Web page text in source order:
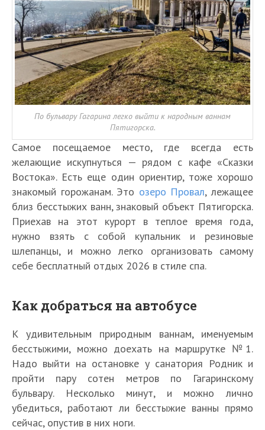
По бульвару Гагарина легко выйти к народным ваннам
Пятигорска.
Самое посещаемое место, где всегда есть
желающие искупнуться — рядом с кафе «Сказки
Востока». Есть еще один ориентир, тоже хорошо
знакомый горожанам. Это озеро Провал, лежащее
близ бесстыжих ванн, знаковый объект Пятигорска.
Приехав на этот курорт в теплое время года,
нужно взять с собой купальник и резиновые
шлепанцы, и можно легко организовать самому
себе бесплатный отдых 2026 в стиле спа.
Как добраться на автобусе
К удивительным природным ваннам, именуемым
бесстыжими, можно доехать на маршрутке №1.
Надо выйти на остановке у санатория Родник и
пройти пару сотен метров по Гагаринскому
бульвару. Несколько минут, и можно лично
убедиться, работают ли бесстыжие ванны прямо
сейчас, опустив в них ноги.